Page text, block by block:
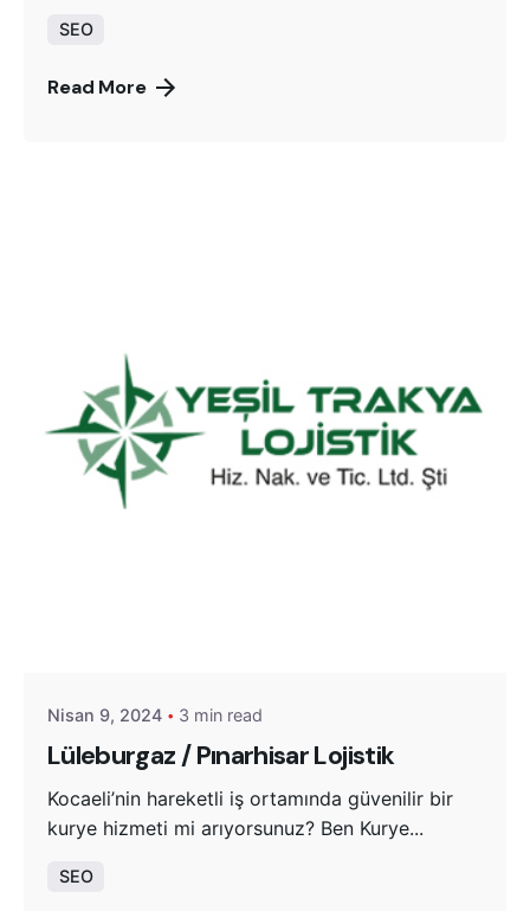
SEO
Read More
Nisan 9, 2024 3 min read
Lüleburgaz / Pınarhisar Lojistik
Kocaeli’nin hareketli iş ortamında güvenilir bir
kurye hizmeti mi arıyorsunuz? Ben Kurye...
SEO